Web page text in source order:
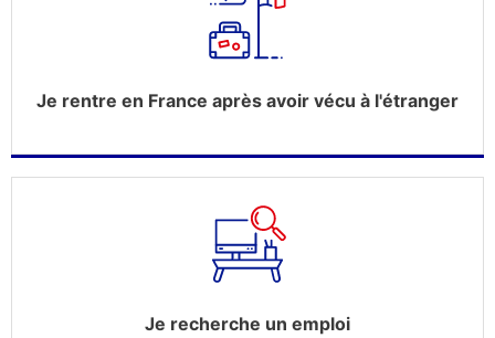
Je rentre en France après avoir vécu à l'étranger
Je recherche un emploi